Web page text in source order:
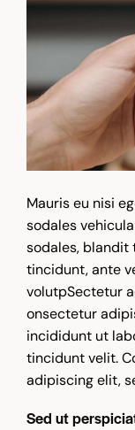
Mauris eu nisi
sodales
sodales, blandit
tincidunt, ante
volutpSectetur
onsectetur
incididunt ut
tincidunt velit.
adipiscing elit,
Sed ut